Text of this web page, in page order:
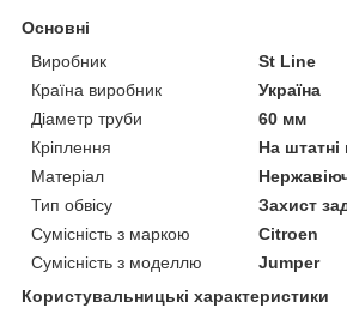
Основні
Виробник
St Line
Країна виробник
Україна
Діаметр труби
60 мм
Кріплення
На штатні
Матеріал
Тип обвісу
Захист
Сумісність з маркою
Citroen
Сумісність з моделлю
Jumper
Користувальницькі характеристики